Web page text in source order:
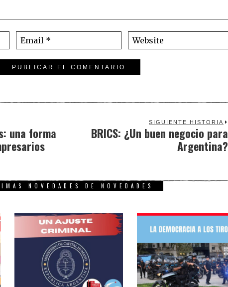
una forma
SIGUIENTE HISTORIA
BRICS: ¿Un buen negocio para
Argentina?
NOVEDADES DE NOVEDADES